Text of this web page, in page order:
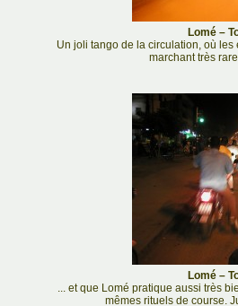
Lomé –
Un joli tango de la circulation, où
marchant très
Lomé –
... et que Lomé pratique aussi très
mêmes rituels de course.